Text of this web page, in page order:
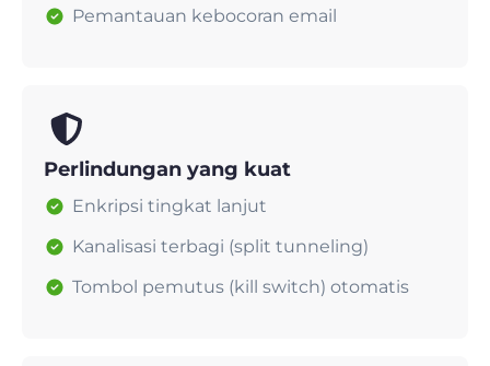
Pemantauan kebocoran email
Perlindungan yang kuat
Enkripsi tingkat lanjut
Kanalisasi terbagi (split tunneling)
Tombol pemutus (kill switch) otomatis